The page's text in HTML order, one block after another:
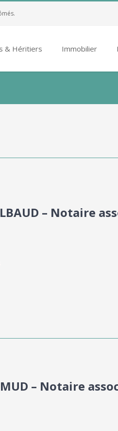
& Héritiers Immobilier
– Notaire
– Notaire